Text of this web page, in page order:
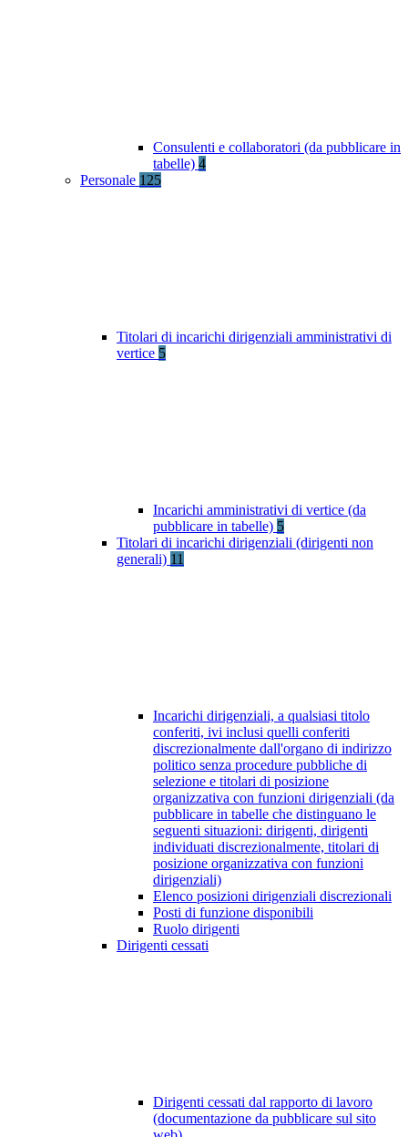
Consulenti e collaboratori (da pubblicare in
tabelle) 4
Personale 125
Titolari di incarichi dirigenziali amministrativi di
vertice 5
Incarichi amministrativi di vertice (da
pubblicare in tabelle) 5
Titolari di incarichi dirigenziali (dirigenti non
generali) 11
Incarichi dirigenziali, a qualsiasi titolo
conferiti, ivi inclusi quelli conferiti
discrezionalmente dall'organo di indirizzo
politico senza procedure pubbliche di
selezione e titolari di posizione
organizzativa con funzioni dirigenziali (da
pubblicare in tabelle che distinguano le
seguenti situazioni: dirigenti, dirigenti
individuati discrezionalmente, titolari di
posizione organizzativa con funzioni
dirigenziali)
Elenco posizioni dirigenziali discrezionali
Posti di funzione disponibili
Ruolo dirigenti
Dirigenti cessati
Dirigenti cessati dal rapporto di lavoro
(documentazione da pubblicare sul sito